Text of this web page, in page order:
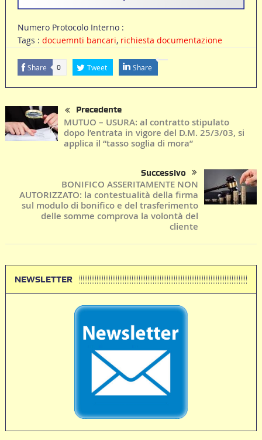
Numero Protocolo Interno :
Tags : docuemnti bancari, richiesta documentazione
Share 0 Tweet Share
Precedente
MUTUO – USURA: al contratto stipulato
dopo l’entrata in vigore del D.M. 25/3/03, si
applica il “tasso soglia di mora”
Successivo
BONIFICO ASSERITAMENTE NON
AUTORIZZATO: la contestualità della firma
sul modulo di bonifico e del trasferimento
delle somme comprova la volontà del
cliente
NEWSLETTER